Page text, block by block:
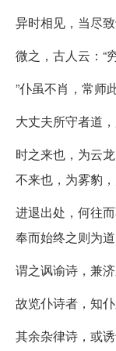
异时相见，当尽致
微之，古人云：“
”仆虽不肖，常师
大丈夫所守者道，
时之来也，为云
不来也，为雾豹
进退出处，何往
奉而始终之则为
谓之讽谕诗，兼
故览仆诗者，知仆
其余杂律诗，或